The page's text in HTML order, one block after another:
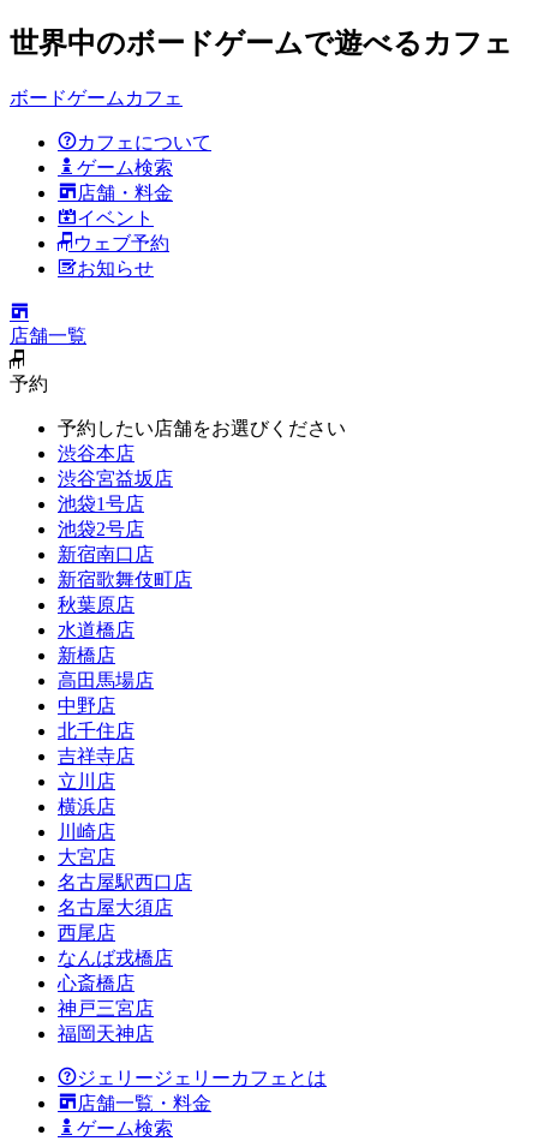
世界中のボードゲームで遊べるカフェ
ボードゲームカフェ
カフェについて
ゲーム検索
店舗・料金
イベント
ウェブ予約
お知らせ
店舗一覧
予約
予約したい店舗をお選びください
渋谷本店
渋谷宮益坂店
池袋1号店
池袋2号店
新宿南口店
新宿歌舞伎町店
秋葉原店
水道橋店
新橋店
高田馬場店
中野店
北千住店
吉祥寺店
立川店
横浜店
川崎店
大宮店
名古屋駅西口店
名古屋大須店
西尾店
なんば戎橋店
心斎橋店
神戸三宮店
福岡天神店
ジェリージェリーカフェとは
店舗一覧・料金
ゲーム検索